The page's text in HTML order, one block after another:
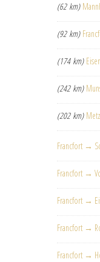
(62 km)
(92 km)
(174 km)
(242 km)
(202 km)
Francfort →
Francfort →
Francfort →
Francfort →
Francfort →